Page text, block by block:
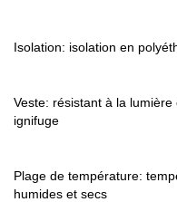
Isolation: isolation en
Veste: résistant à la
ignifuge
Plage de température:
humides et secs